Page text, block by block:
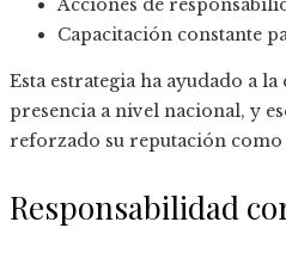
Acciones de
Capacitación constante
Esta estrategia ha ayudado a
presencia a nivel nacional, y
reforzado su reputación como
Responsabilidad